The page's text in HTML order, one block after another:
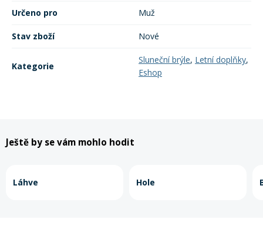
Určeno pro Muž
Stav zboží Nové
Kategorie
Sluneční brýle, Letní doplňky,
Eshop
Ještě by se vám mohlo hodit
Láhve Hole